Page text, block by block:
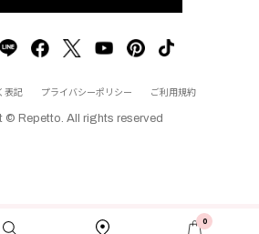
0
表記 プライバシーポリシー ご利用規約
© Repetto. All rights reserved